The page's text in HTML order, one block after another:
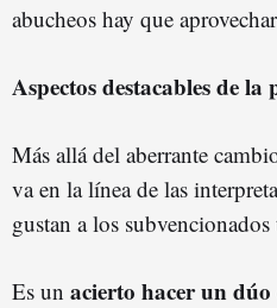
abucheos hay que
Aspectos destacables de
Más allá del aberrante
va en la línea de las
gustan a los subvencionados
Es un acierto hacer un